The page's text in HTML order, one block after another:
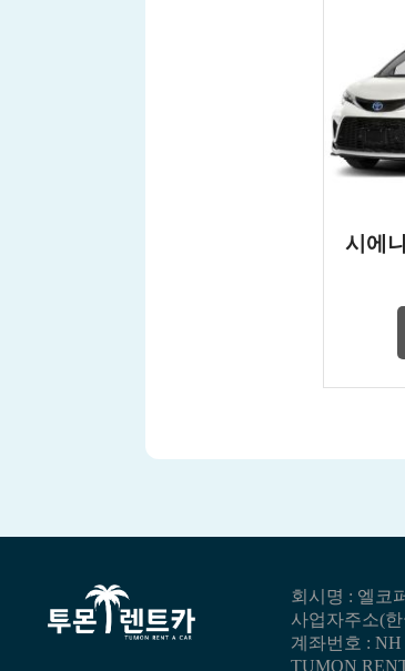
시에
회시명 : 엘코
사업자주소(
계좌번호 : NH
TUMON